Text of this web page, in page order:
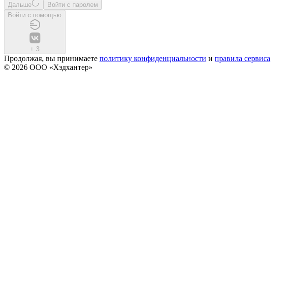
Дальше
Войти с паролем
Войти с помощью
+ 3
Продолжая, вы принимаете политику конфиденциальности и правила сервиса
© 2026 ООО «Хэдхантер»